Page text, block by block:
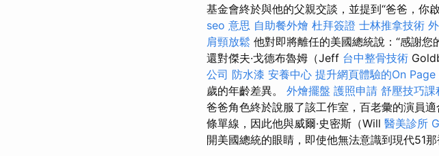
基金會終於與他的父親交談，並提到“爸爸，你
seo 意思 自助餐外燴 杜拜簽證 士林推拿技術
肩頸放鬆 他對即將離任的美國總統說：“感謝
還對傑夫·戈德布魯姆（Jeff 台中整骨技術
公司 防水漆 安養中心 提升網頁體驗的On Page
歲的年齡差異。 外燴擺盤 護照申請 舒壓技巧課
爸爸角色終於說服了該工作室，百老彙的演員適
條單線，因此他與威爾·史密斯（Will 醫美診所
開美國總統的眼睛，即使他無法意識到現代51那